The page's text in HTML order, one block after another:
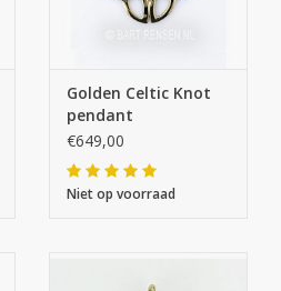
Golden Celtic Knot
pendant
€649,00
Niet op voorraad